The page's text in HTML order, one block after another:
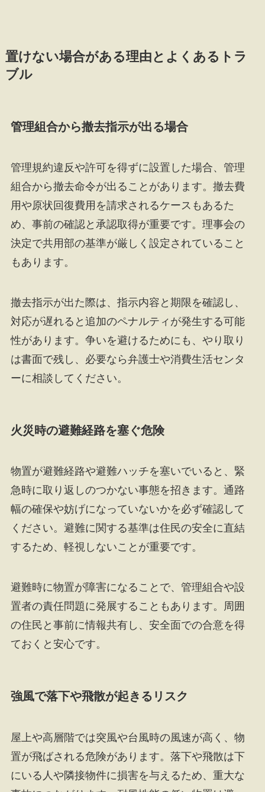
置けない場合がある理由とよくあるトラ
ブル
管理組合から撤去指示が出る場合
管理規約違反や許可を得ずに設置した場合、管理
組合から撤去命令が出ることがあります。撤去費
用や原状回復費用を請求されるケースもあるた
め、事前の確認と承認取得が重要です。理事会の
決定で共用部の基準が厳しく設定されていること
もあります。
撤去指示が出た際は、指示内容と期限を確認し、
対応が遅れると追加のペナルティが発生する可能
性があります。争いを避けるためにも、やり取り
は書面で残し、必要なら弁護士や消費生活センタ
ーに相談してください。
火災時の避難経路を塞ぐ危険
物置が避難経路や避難ハッチを塞いでいると、緊
急時に取り返しのつかない事態を招きます。通路
幅の確保や妨げになっていないかを必ず確認して
ください。避難に関する基準は住民の安全に直結
するため、軽視しないことが重要です。
避難時に物置が障害になることで、管理組合や設
置者の責任問題に発展することもあります。周囲
の住民と事前に情報共有し、安全面での合意を得
ておくと安心です。
強風で落下や飛散が起きるリスク
屋上や高層階では突風や台風時の風速が高く、物
置が飛ばされる危険があります。落下や飛散は下
にいる人や隣接物件に損害を与えるため、重大な